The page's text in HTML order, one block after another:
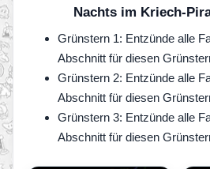
Nachts im Kriech-
Grünstern 1: Entzünde alle
Abschnitt für diesen
Grünstern 2: Entzünde alle
Abschnitt für diesen
Grünstern 3: Entzünde alle
Abschnitt für diesen